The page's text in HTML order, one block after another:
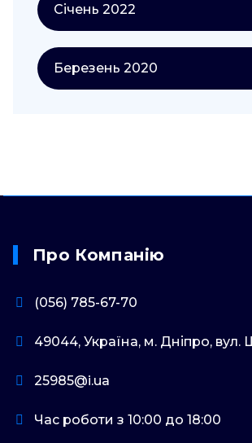
Січень 2022
Березень 2020
Про Компанію
(056) 785-67-70
49044, Україна, м. Дніпро, вул.
25985@i.ua
Час роботи з 10:00 до 18:00